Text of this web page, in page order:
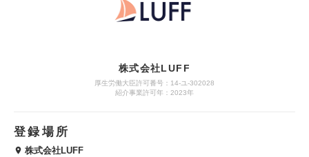
株式会社LUFF
厚生労働大臣許可番号：14-ユ-302028
紹介事業許可年：2023年
登録場所
株式会社LUFF